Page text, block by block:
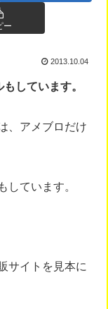
ー
2013.10.04
しています。
、アメブロだけ
しています。
サイトを見本に